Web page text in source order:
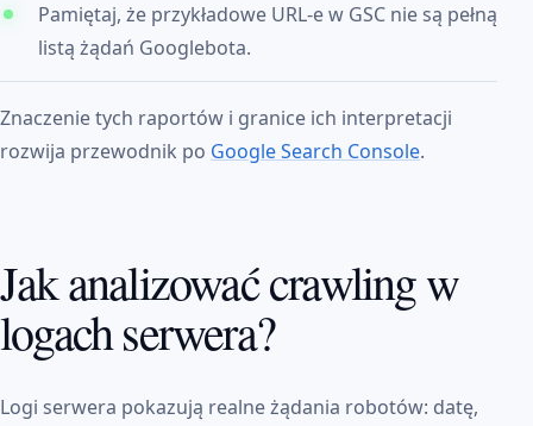
Pamiętaj, że przykładowe URL-e w GSC nie są pełną
listą żądań Googlebota.
Znaczenie tych raportów i granice ich interpretacji
rozwija przewodnik po Google Search Console.
Jak analizować crawling w
logach serwera?
Logi serwera pokazują realne żądania robotów: datę,